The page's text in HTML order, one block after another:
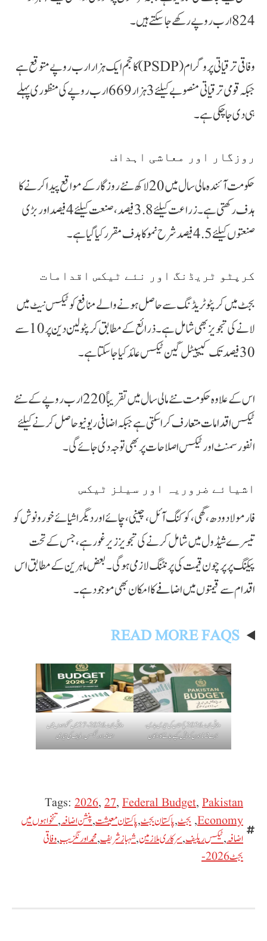
824 ارب روپے رکھے جا سکتے ہیں۔
وفاقی ترقیاتی پروگرام (PSDP) کا حجم ایک ہزار ارب روپے متوقع ہے
جبکہ قومی ترقیاتی منصوبے کیلئے 3 ہزار 669 ارب روپے کی منظوری پہلے
ہی دی جا چکی ہے۔
روزگار اور معاشی اہداف
حکومت آئندہ مالی سال میں 20 لاکھ نئے روزگار کے مواقع پیدا کرنے کا
ہدف رکھتی ہے۔ زراعت کیلئے 3.8 فیصد، صنعت کیلئے 4 فیصد اور بڑی
صنعتوں کیلئے 4.5 فیصد شرح نمو کا ہدف مقرر کیا گیا ہے۔
کرپٹو ٹریڈنگ اور نئے ٹیکس اقدامات
بجٹ میں کرپٹو ٹریڈنگ سے حاصل ہونے والے منافع کو ٹیکس نیٹ میں
لانے کی تجویز بھی شامل ہے۔ ذرائع کے مطابق کرپٹو لین دین پر 10 سے
30 فیصد تک کیپیٹل گین ٹیکس عائد کیا جا سکتا ہے۔
اس کے علاوہ حکومت نئے مالی سال میں تقریباً 220 ارب روپے کے نئے
ٹیکس اقدامات متعارف کرا سکتی ہے جبکہ اضافی ریونیو حاصل کرنے کیلئے
انفورسمنٹ اور ٹیکس اصلاحات پر بھی توجہ دی جائے گی۔
اشیائے ضروریہ اور سیلز ٹیکس
فارمولا دودھ، گھی، کوکنگ آئل، چینی، چائے اور دیگر اشیائے خورونوش کو
تیسرے شیڈول میں شامل کرنے کی تجویز زیر غور ہے، جس کے تحت
پیکنگ پر پرچون قیمت کی پرنٹنگ لازمی ہوگی۔ بعض ماہرین کے مطابق اس
اقدام سے قیمتوں میں اضافے کا امکان بھی موجود ہے۔
READ MORE FAQS
وفاقی بجٹ 2026 پاکستان کی تیاری جاری،
بجٹ 12 جون کو پیش کیے جانے کا امکان
وفاقی بجٹ 2026-27 میں تنخواہوں میں
اضافہ اور ٹیکس ریلیف کی تیاری
Tags: 2026, 27, Federal Budget, Pakistan
Economy
, بجٹ,پاکستان بجٹ,پاکستان معیشت,پنشن اضافہ,تنخواہوں میں
اضافہ,ٹیکس ریلیف,سرکاری ملازمین,شہباز شریف,محمد اورنگزیب,وفاقی
بجٹ 2026-